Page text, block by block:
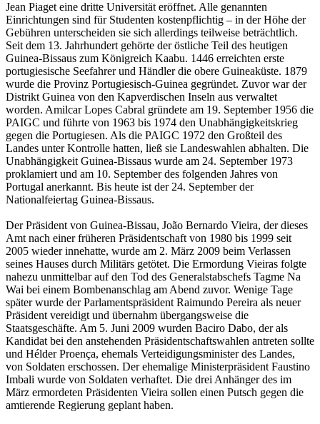
Jean Piaget eine dritte Universität eröffnet. Alle genannten
Einrichtungen sind für Studenten kostenpflichtig – in der Höhe der
Gebühren unterscheiden sie sich allerdings teilweise beträchtlich.
Seit dem 13. Jahrhundert gehörte der östliche Teil des heutigen
Guinea-Bissaus zum Königreich Kaabu. 1446 erreichten erste
portugiesische Seefahrer und Händler die obere Guineaküste. 1879
wurde die Provinz Portugiesisch-Guinea gegründet. Zuvor war der
Distrikt Guinea von den Kapverdischen Inseln aus verwaltet
worden. Amilcar Lopes Cabral gründete am 19. September 1956 die
PAIGC und führte von 1963 bis 1974 den Unabhängigkeitskrieg
gegen die Portugiesen. Als die PAIGC 1972 den Großteil des
Landes unter Kontrolle hatten, ließ sie Landeswahlen abhalten. Die
Unabhängigkeit Guinea-Bissaus wurde am 24. September 1973
proklamiert und am 10. September des folgenden Jahres von
Portugal anerkannt. Bis heute ist der 24. September der
Nationalfeiertag Guinea-Bissaus.
Der Präsident von Guinea-Bissau, João Bernardo Vieira, der dieses
Amt nach einer früheren Präsidentschaft von 1980 bis 1999 seit
2005 wieder innehatte, wurde am 2. März 2009 beim Verlassen
seines Hauses durch Militärs getötet. Die Ermordung Vieiras folgte
nahezu unmittelbar auf den Tod des Generalstabschefs Tagme Na
Wai bei einem Bombenanschlag am Abend zuvor. Wenige Tage
später wurde der Parlamentspräsident Raimundo Pereira als neuer
Präsident vereidigt und übernahm übergangsweise die
Staatsgeschäfte. Am 5. Juni 2009 wurden Baciro Dabo, der als
Kandidat bei den anstehenden Präsidentschaftswahlen antreten sollte
und Hélder Proença, ehemals Verteidigungsminister des Landes,
von Soldaten erschossen. Der ehemalige Ministerpräsident Faustino
Imbali wurde von Soldaten verhaftet. Die drei Anhänger des im
März ermordeten Präsidenten Vieira sollen einen Putsch gegen die
amtierende Regierung geplant haben.